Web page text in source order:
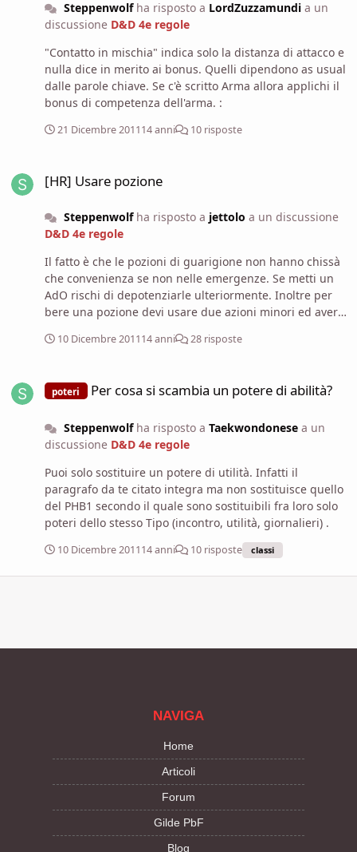
Steppenwolfha risposto a LordZuzzamundia un
discussione D&D 4e regole
"Contatto in mischia" indica solo la distanza di attacco e
nulla dice in merito ai bonus. Quelli dipendono as usual
dalle parole chiave. Se c'è scritto Arma allora applichi il
bonus di competenza dell'arma. :
21 Dicembre 201114 anni 10 risposte
[HR] Usare pozione
Steppenwolfha risposto a jettolo a un discussione
D&D 4e regole
Il fatto è che le pozioni di guarigione non hanno chissà
che convenienza se non nelle emergenze. Se metti un
AdO rischi di depotenziarle ulteriormente. Inoltre per
bere una pozione devi usare due azioni minori ed avere
10 Dicembre 201114 anni 28 risposte
poteri Per cosa si scambia un potere di abilità?
Steppenwolfha risposto a Taekwondonesea un
discussione D&D 4e regole
Puoi solo sostituire un potere di utilità. Infatti il
paragrafo da te citato integra ma non sostituisce quello
del PHB1 secondo il quale sono sostituibili fra loro solo
poteri dello stesso Tipo (incontro, utilità, giornalieri) .
10 Dicembre 201114 anni 10 risposte classi
NAVIGA
Home
Articoli
Forum
Gilde PbF
Blog